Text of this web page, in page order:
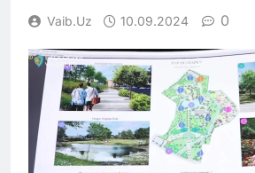
Vaib.uz 10.09.2024 0